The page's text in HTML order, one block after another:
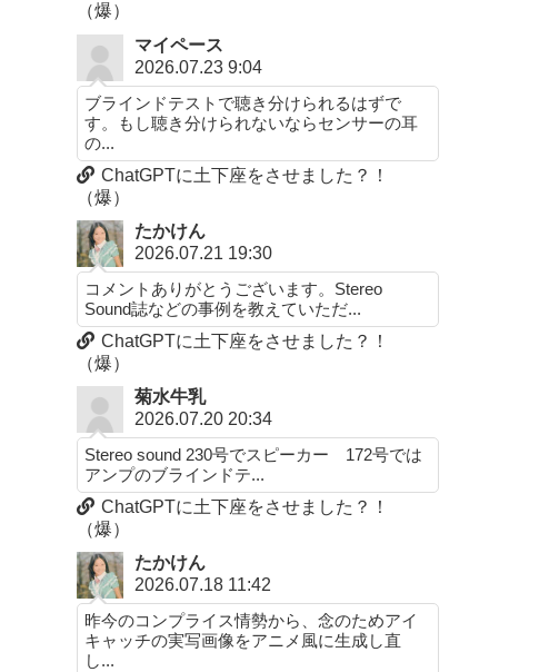
（爆）
マイペース
2026.07.23 9:04
ブラインドテストで聴き分けられるはずで
す。もし聴き分けられないならセンサーの耳
の...
ChatGPTに土下座をさせました？！
（爆）
たかけん
2026.07.21 19:30
コメントありがとうございます。Stereo
Sound誌などの事例を教えていただ...
ChatGPTに土下座をさせました？！
（爆）
菊水牛乳
2026.07.20 20:34
Stereo sound 230号でスピーカー 172号では
アンプのブラインドテ...
ChatGPTに土下座をさせました？！
（爆）
たかけん
2026.07.18 11:42
昨今のコンプライス情勢から、念のためアイ
キャッチの実写画像をアニメ風に生成し直
し...